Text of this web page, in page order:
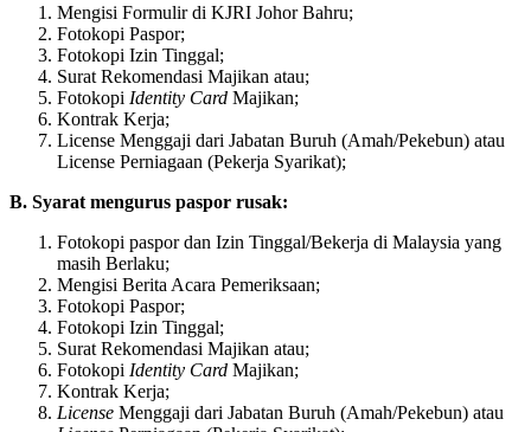
Mengisi Formulir di KJRI Johor Bahru;
Fotokopi Paspor;
Fotokopi Izin Tinggal;
Surat Rekomendasi Majikan atau;
Fotokopi Identity Card Majikan;
Kontrak Kerja;
License Menggaji dari Jabatan Buruh (Amah/Pekebun) atau
License ​Perniagaan (Pekerja Syarikat);
B. Syarat mengurus paspor rusak:
Fotokopi paspor dan Izin Tinggal/Bekerja di Malaysia yang
masih Berlaku;
Mengisi Berita Acara Pemeriksaan;
Fotokopi Paspor;
Fotokopi Izin Tinggal;
Surat Rekomendasi Majikan atau;
Fotokopi Identity Card Majikan;
Kontrak Kerja;
License Menggaji dari Jabatan Buruh (Amah/Pekebun) atau